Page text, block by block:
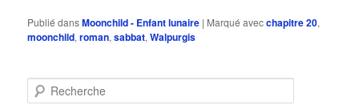
Publié dansMoonchild - Enfant lunaire | Marqué avecchapitre 20,
moonchild,roman,sabbat,Walpurgis
e